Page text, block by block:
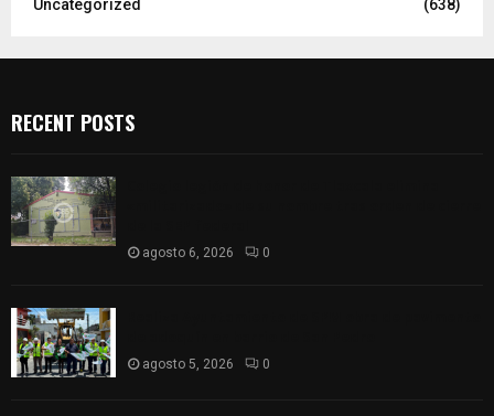
Uncategorized
(638)
RECENT POSTS
agosto 6, 2026 0
agosto 5, 2026 0